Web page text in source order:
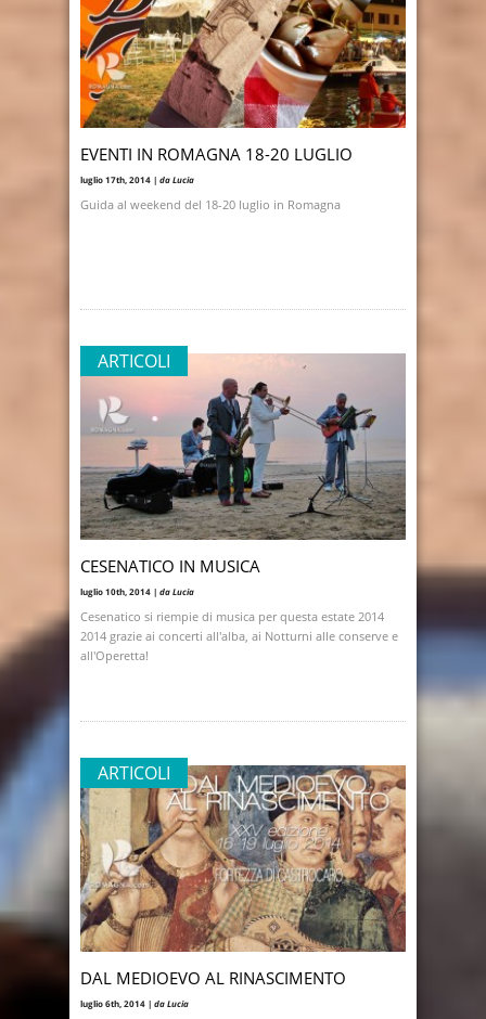
EVENTI IN ROMAGNA 18-20 LUGLIO
luglio 17th, 2014 | da Lucia
Guida al weekend del 18-20 luglio in Romagna
ARTICOLI
CESENATICO IN MUSICA
luglio 10th, 2014 | da Lucia
Cesenatico si riempie di musica per questa estate 2014
2014 grazie ai concerti all'alba, ai Notturni alle conserve e
all'Operetta!
ARTICOLI
DAL MEDIOEVO AL RINASCIMENTO
luglio 6th, 2014 | da Lucia